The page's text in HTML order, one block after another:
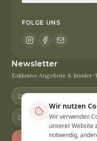
FOLGE UNS
Newsletter
Exklusive Angebote & Insider-
Wir nutzen
Wir verwenden
unserer Website
notwendig,